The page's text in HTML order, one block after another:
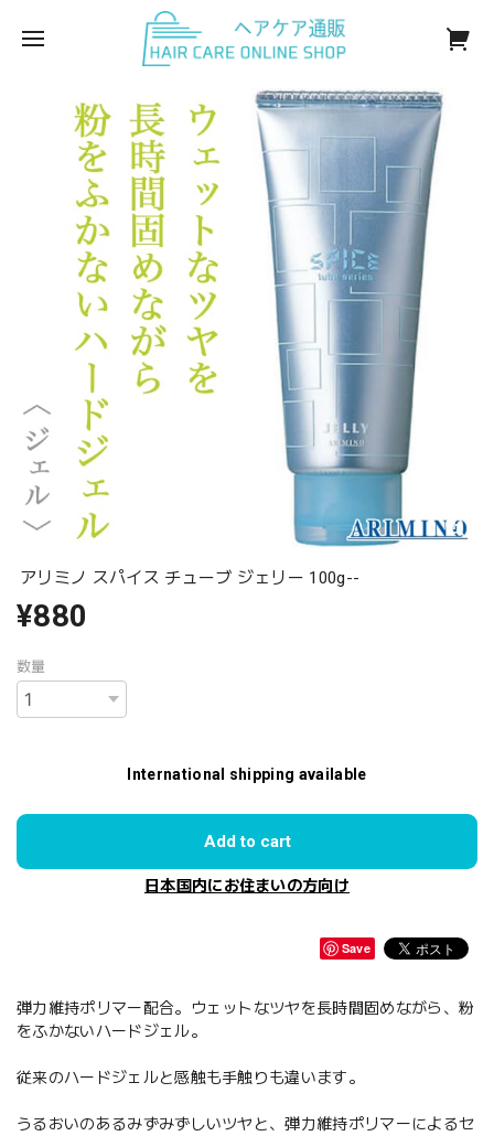
アリミノ スパイス チューブ ジェリー 100g--
¥880
数量
International shipping available
Add to cart
日本国内にお住まいの方向け
Save
弾力維持ポリマー配合。ウェットなツヤを長時間固めながら、粉
をふかないハードジェル。
従来のハードジェルと感触も手触りも違います。
うるおいのあるみずみずしいツヤと、弾力維持ポリマーによるセ